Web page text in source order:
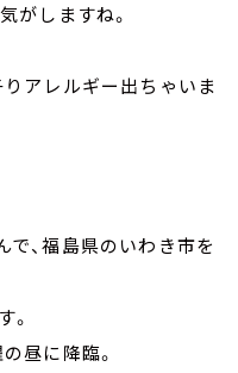
がしますね。
アレルギー出ちゃいま
、福島県のいわき市を
。
昼に降臨。